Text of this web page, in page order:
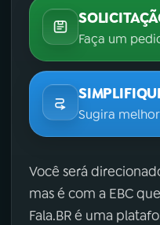
Faça um
Sugira
Você será
mas é com a EBC
Fala.BR é uma